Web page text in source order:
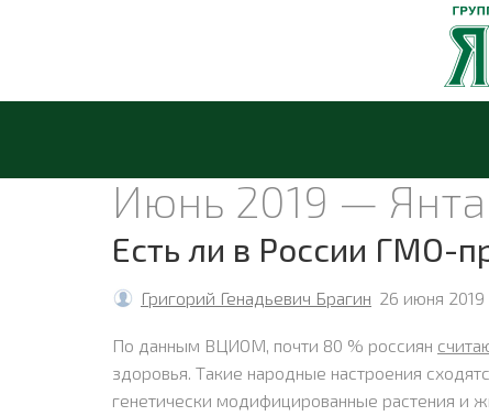
Июнь 2019 — Янта
Есть ли в России ГМО-
Григорий Генадьевич Брагин 26 июня 2019
По данным ВЦИОМ, почти 80 % россиян
здоровья. Такие народные настроения
генетически модифицированные растения и